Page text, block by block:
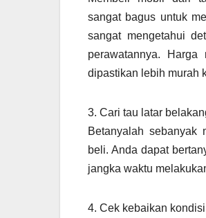
sangat bagus untuk
sangat mengetahui
perawatannya.
dipastikan lebih murah
3. Cari tau latar
Betanyalah sebanyak
beli. Anda dapat
jangka waktu
4. Cek kebaikan kondisi